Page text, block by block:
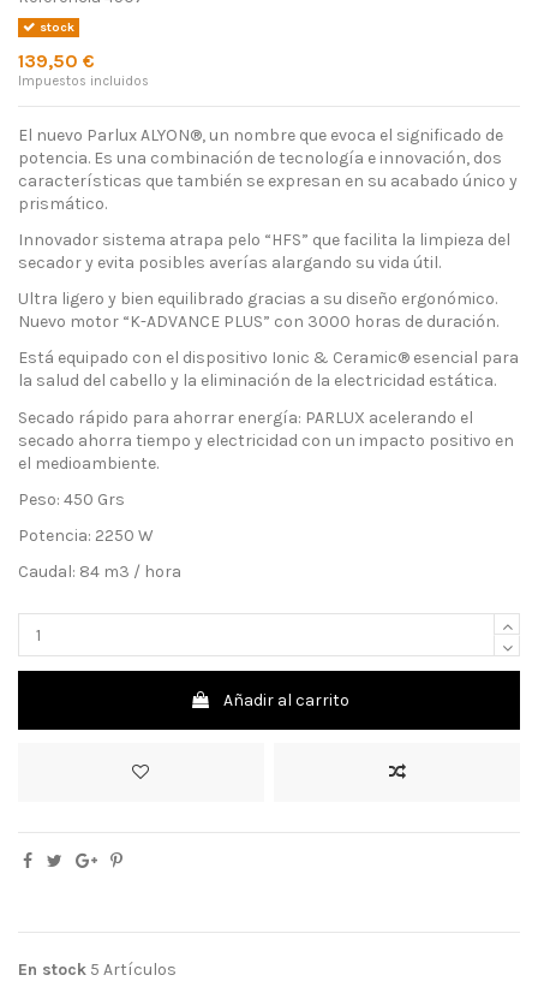
stock
139,50 €
Impuestos incluidos
El nuevo Parlux ALYON®, un nombre que evoca el significado de
potencia. Es una combinación de tecnología e innovación, dos
características que también se expresan en su acabado único y
prismático.
Innovador sistema atrapa pelo “HFS” que facilita la limpieza del
secador y evita posibles averías alargando su vida útil.
Ultra ligero y bien equilibrado gracias a su diseño ergonómico.
Nuevo motor “K-ADVANCE PLUS” con 3000 horas de duración.
Está equipado con el dispositivo Ionic & Ceramic® esencial para
la salud del cabello y la eliminación de la electricidad estática.
Secado rápido para ahorrar energía: PARLUX acelerando el
secado ahorra tiempo y electricidad con un impacto positivo en
el medioambiente.
Peso: 450 Grs
Potencia: 2250 W
Caudal: 84 m3 / hora
Añadir al carrito
En stock 5 Artículos